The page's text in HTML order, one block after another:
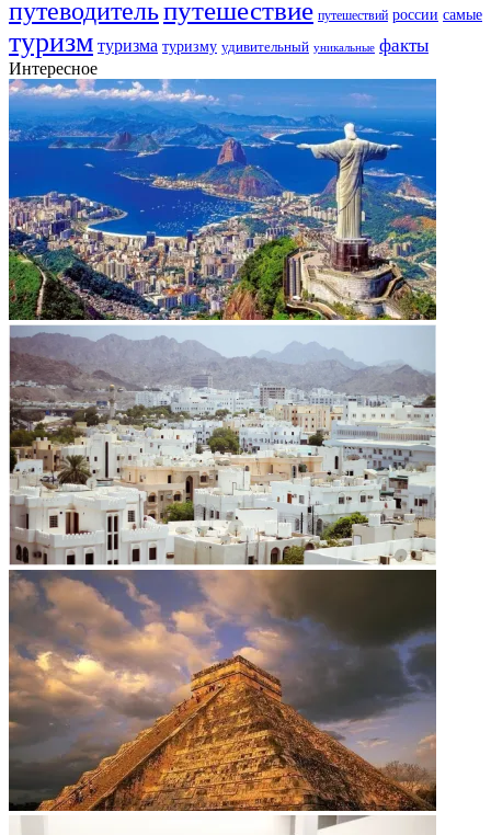
путеводительпутешествие путешествий россии самые
туризм туризма туризму удивительный уникальные факты
Интересное